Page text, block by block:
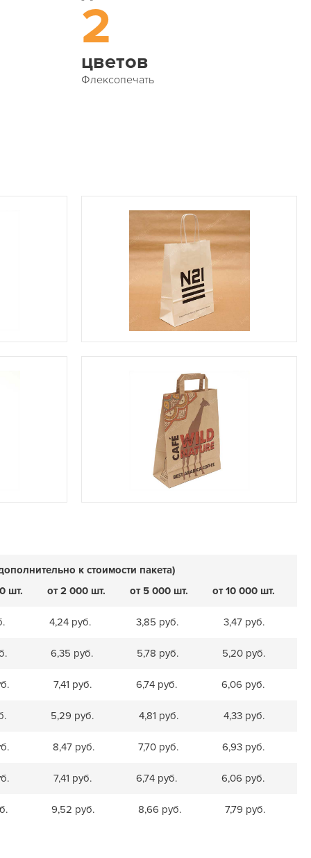
2
цветов
Флексопечать
к стоимости пакета)
шт. от 2 000 шт. от 5 000 шт. от 10 000 шт.
4,24 руб. 3,85 руб. 3,47 руб.
6,35 руб. 5,78 руб. 5,20 руб.
7,41 руб. 6,74 руб. 6,06 руб.
5,29 руб. 4,81 руб. 4,33 руб.
8,47 руб. 7,70 руб. 6,93 руб.
7,41 руб. 6,74 руб. 6,06 руб.
9,52 руб. 8,66 руб. 7,79 руб.